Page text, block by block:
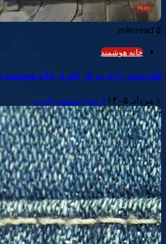
۵ min read
خانه هوشمند
تلویزیونم را به مرکز کنترل خانه
۱ مرداد, ۱۴۰۵ ارشیا یوسفی ادیب